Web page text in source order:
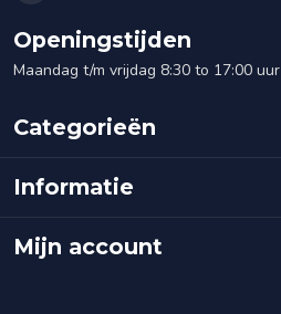
Openingstijden
Maandag t/m vrijdag 8:30 to 17:00 uur
Categorieën
Informatie
Mijn account